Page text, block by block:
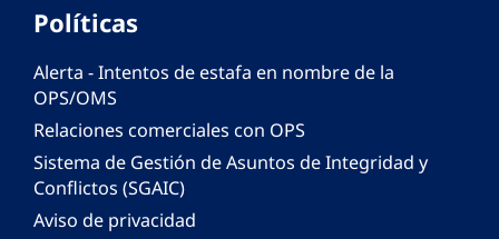
Políticas
Alerta - Intentos de estafa en nombre de la
OPS/OMS
Relaciones comerciales con OPS
Sistema de Gestión de Asuntos de Integridad y
Conflictos (SGAIC)
Aviso de privacidad